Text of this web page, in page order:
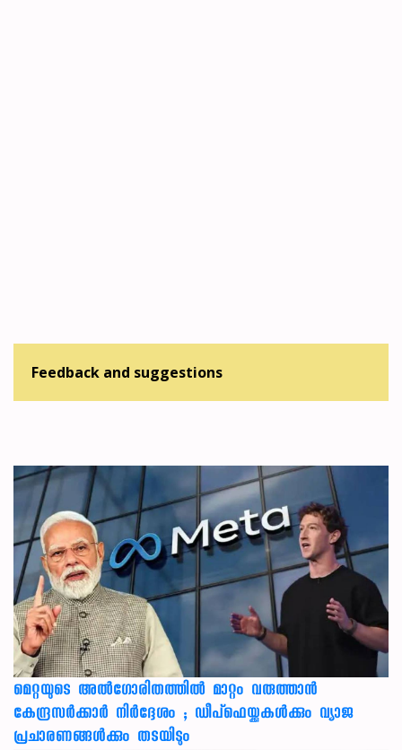
Feedback and suggestions
മെറ്റയുടെ അൽഗോരിതത്തിൽ മാറ്റം വരുത്താൻ
കേന്ദ്രസർക്കാർ നിർദ്ദേശം ; ഡീപ്‌ഫെയ്ക്കുകൾക്കും വ്യാജ
പ്രചാരണങ്ങൾക്കും തടയിടും